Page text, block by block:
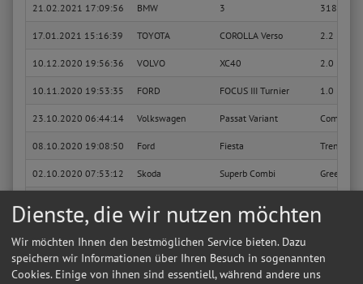
21.02.2021 17:09:56 BMW 3 318 i
17.01.2021 15:16:39 TOYOTA COROLLA Verso 2.2 D-4D
10.12.2020 19:56:36 VOLVO XC40 2.0 D3
10.11.2020 19:53:35 FORD FOCUS III Turnier 1.0
23.10.2020 06:44:14 Volkswagen Passat Variant
08.10.2020 19:08:50 Ford Fiesta Trend
02.10.2020 07:53:12 Skoda Superb Combi GreenLine
15.09.2020 12:49:12
20.08.2020 10:18:26 Volkswagen Passat Variant
Dienste, die wir nutzen möchten
Wir möchten Ihnen den bestmöglichen Service bieten. Dazu
speichern wir Informationen über Ihren Besuch in sogenannten
Cookies. Einige von ihnen sind essentiell, während andere uns